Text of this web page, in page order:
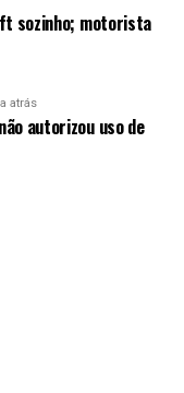
sozinho; motorista
atrás
autorizou uso de